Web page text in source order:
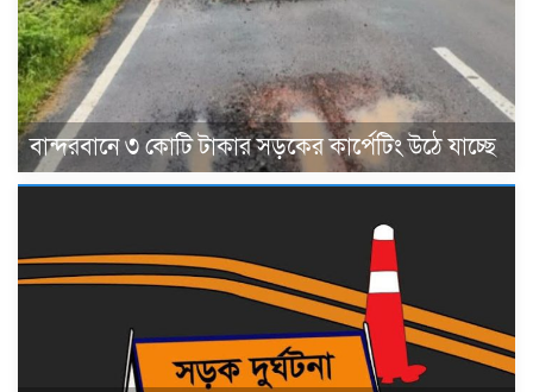
বান্দরবানে ৩ কোটি টাকার সড়কের কার্পেটিং উঠে যাচ্ছে